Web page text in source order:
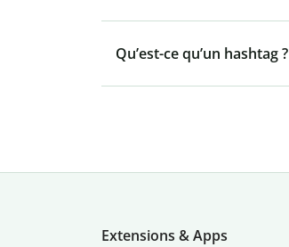
Qu’est-ce qu’un hashtag ?
Extensions & Apps